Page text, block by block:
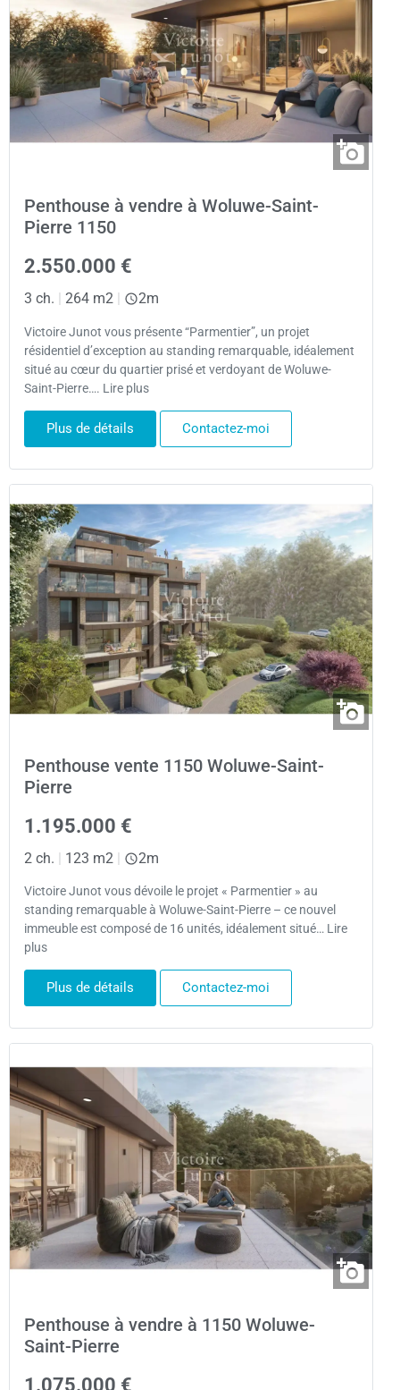
Penthouse à vendre à Woluwe-Saint-
Pierre 1150
2.550.000 €
3 ch. 264 m2 2m
Victoire Junot vous présente “Parmentier”, un projet
résidentiel d’exception au standing remarquable, idéalement
situé au cœur du quartier prisé et verdoyant de Woluwe-
Saint-Pierre…. Lire plus
Plus de détails Contactez-moi
Penthouse vente 1150 Woluwe-Saint-
Pierre
1.195.000 €
2 ch. | 123 m2 | 2m
Victoire Junot vous dévoile le projet « Parmentier » au
standing remarquable à Woluwe-Saint-Pierre – ce nouvel
immeuble est composé de 16 unités, idéalement situé… Lire
plus
Plus de détails Contactez-moi
Penthouse à vendre à 1150 Woluwe-
Saint-Pierre
1.075.000 €